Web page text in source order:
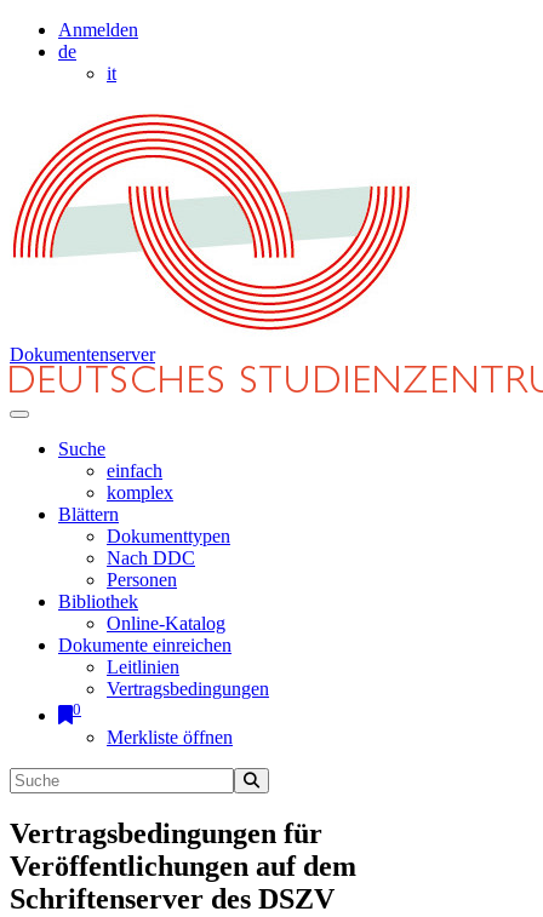
Anmelden
de
it
Dokumentenserver
Suche
einfach
komplex
Blättern
Dokumenttypen
Nach DDC
Personen
Bibliothek
Online-Katalog
Dokumente einreichen
Leitlinien
Vertragsbedingungen
0
Merkliste öffnen
Vertragsbedingungen für
Veröffentlichungen auf dem
Schriftenserver des DSZV